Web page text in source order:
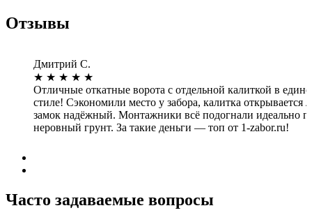
Отзывы
Дмитрий С.
★ ★ ★ ★ ★
Отличные откатные ворота с отдельной калиткой в
стиле! Сэкономили место у забора, калитка открывается
замок надёжный. Монтажники всё подогнали идеально
неровный грунт. За такие деньги — топ от 1-zabor.ru!
Часто задаваемые вопросы